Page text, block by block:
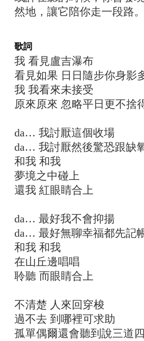
然地，讓它陪你走一段路。
歌詞
我 看見盧吉瀑布
看見如果 日日隨步你身影
我 我看來未接受
原來原來 忽略平日更不捨
da… 我討厭這個收場
da… 我討厭然後驚恐跟缺
和我 和我
夢境之中碰上
還我 紅眼睛合上
da… 最好我不會抑揚
da… 最好無聊幸福都先記
和我 和我
在山丘邊唱唱
聆聽 而眼睛合上
不清楚 人來回穿梭
過不去 到哪裡可求助
孤單偶爾還會聽到說三道